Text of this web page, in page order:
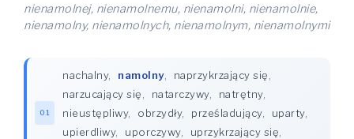
nienamolnej, nienamolnemu, nienamolni, nienamolnie,
nienamolny, nienamolnych, nienamolnym, nienamolnymi
01
nachalny, namolny, naprzykrzający się
narzucający się
natarczywy, natrętny,
nieustępliwy, obrzydły, prześladujący, uparty,
upierdliwy, uporczywy, uprzykrzający się